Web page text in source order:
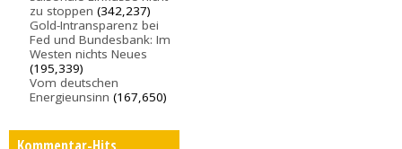
zu stoppen (342,237)
Gold-Intransparenz bei
Fed und Bundesbank: Im
Westen nichts Neues
(195,339)
Vom deutschen
Energieunsinn (167,650)